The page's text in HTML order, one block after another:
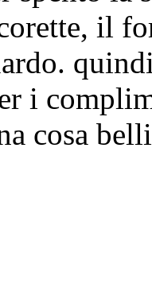
il
i
cosa